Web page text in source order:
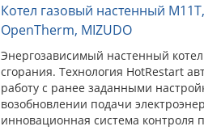
Котел газовый настенный
OpenTherm, MIZUDO
Энергозависимый настенный
сгорания. Технология HotRestart
работу с ранее заданными
возобновлении подачи
инновационная система контроля